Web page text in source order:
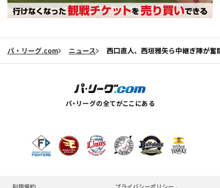
パ・リーグ.com ニュース 西口直人、西垣雅矢ら中継ぎ陣が
利用規約 プライバシーポリシー